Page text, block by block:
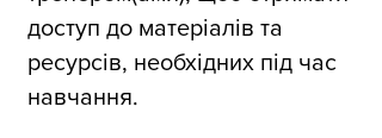
доступ до матеріалів та
ресурсів, необхідних під час
навчання.